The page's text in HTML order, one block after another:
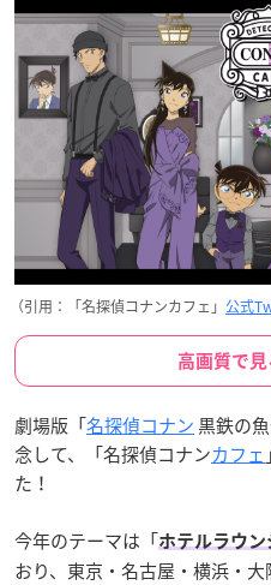
（引用：「名探偵コナンカフェ」 公式
高画質で
劇場版「名探偵コナン黒鉄の
念して、「名探偵コナンカフェ
た！
今年のテーマは「ホテルラウ
おり、東京・名古屋・横浜・